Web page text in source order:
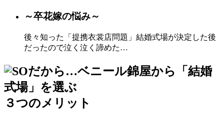
～卒花嫁の悩み～
後々知った「提携衣裳店問題」 結婚式場が決定した後
だったので泣く泣く諦めた…
だから…ベニール錦屋から「結婚
式場」を選ぶ
３つのメリット